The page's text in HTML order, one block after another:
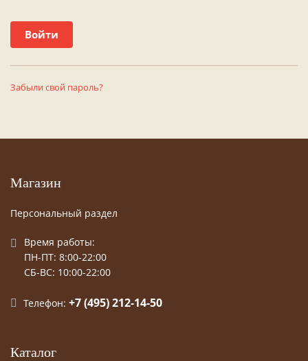
Забыли свой пароль?
Магазин
Персональный раздел
Время работы:
ПН-ПТ: 8:00-22:00
СБ-ВС: 10:00-22:00
Телефон: +7 (495) 212-14-50
Каталог